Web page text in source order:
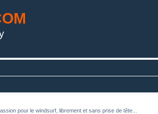
pour le windsurf, librement et sans prise de tête...